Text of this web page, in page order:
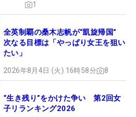
1
全英制覇の桑木志帆が“凱旋帰国”
次なる目標は「やっぱり女王を狙い
たい」
2026年8月4日 (火) 16時58分 8
“生き残り”をかけた争い 第2回女
子リランキング2026